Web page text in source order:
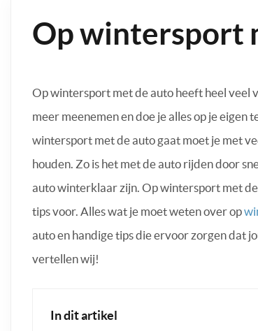
Op wintersport
Op wintersport met de auto heeft heel veel
meer meenemen en doe je alles op je eigen
wintersport met de auto gaat moet je met
houden. Zo is het met de auto rijden door
auto winterklaar zijn. Op wintersport met
tips voor. Alles wat je moet weten over op
auto en handige tips die ervoor zorgen dat
vertellen wij!
In dit artikel